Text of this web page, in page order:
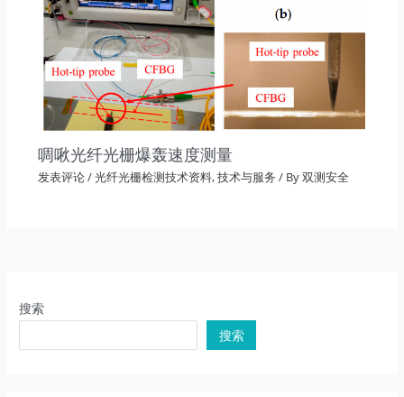
搜索
搜索
啁啾光纤光栅爆轰速度测量
发表评论/光纤光栅检测技术资料,技术与服务 / By双测安全